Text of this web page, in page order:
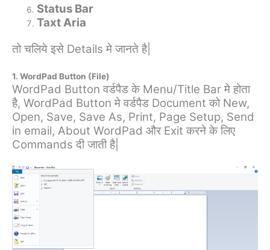
Status Bar
Taxt Aria
तो चलिये इसे Details मे जानते है|
1. WordPad Button (File)
WordPad Button वर्डपैड के Menu/Title Bar मे होता
है, WordPad Button मे वर्डपैड Document को New,
Open, Save, Save As, Print, Page Setup, Send
in email, About WordPad और Exit करने के लिए
Commands दी जाती है|